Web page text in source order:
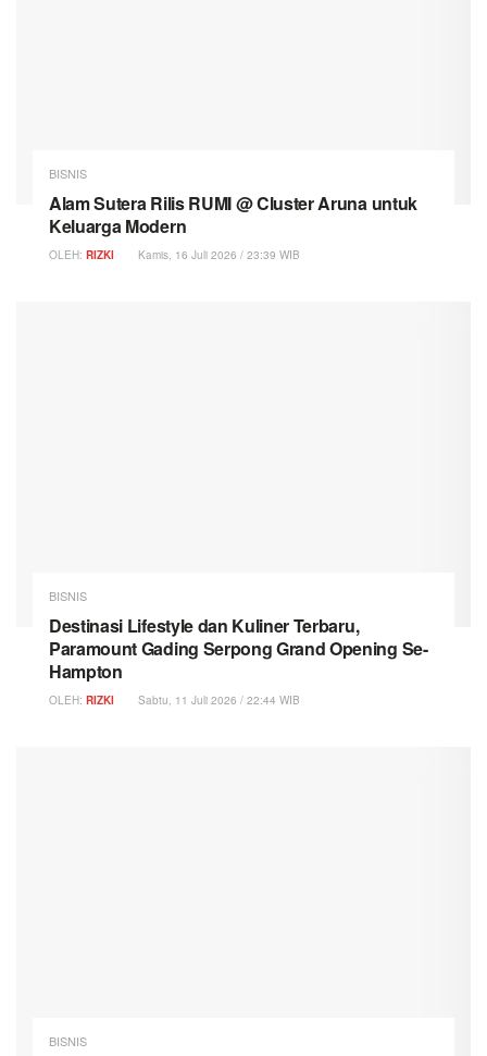
BISNIS
Alam Sutera Rilis RUMI @ Cluster Aruna untuk
Keluarga Modern
OLEH: RIZKI Kamis, 16 Juli 2026 / 23:39 WIB
BISNIS
Destinasi Lifestyle dan Kuliner Terbaru,
Paramount Gading Serpong Grand Opening Se-
Hampton
OLEH: RIZKI Sabtu, 11 Juli 2026 / 22:44 WIB
BISNIS